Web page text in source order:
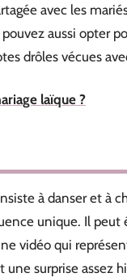
avec les
aussi opter
drôles vécues
laïque ?
à danser et à
unique. Il peut
vidéo qui
surprise assez